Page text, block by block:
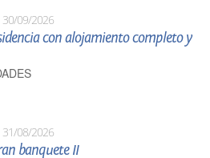
30/09/2026
con alojamiento completo y
31/08/2026
banquete II